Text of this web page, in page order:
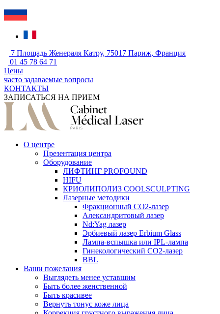
7 Площадь Женераля Катру, 75017 Париж, Франция
01 45 78 64 71
Цены
часто задаваемые вопросы
КОНТАКТЫ
ЗАПИСАТЬСЯ НА ПРИЕМ
О центре
Презентация центра
Оборудование
ЛИФТИНГ PROFOUND
HIFU
КРИОЛИПОЛИЗ COOLSCULPTING
Лазерные методики
Фракционный CO2-лазер
Александритовый лазер
Nd:Yag лазер
Эрбиевый лазер Erbium Glass
Лампа-вспышка или IPL-лампа
Гинекологический CO2-лазер
BBL
Ваши пожелания
Выглядеть менее уставшим
Быть более женственной
Быть красивее
Вернуть тонус коже лица